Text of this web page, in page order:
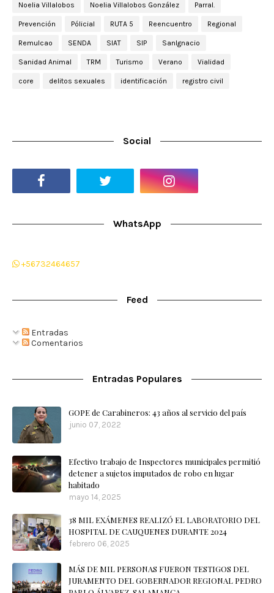
Noelia Villalobos Noelia Villalobos González Parral.
Prevención Pólicial RUTA 5 Reencuentro Regional
Remulcao SENDA SIAT SIP SanIgnacio
Sanidad Animal TRM Turismo Verano Vialidad
core delitos sexuales identificación registro civil
Social
WhatsApp
+56732464657
Feed
Entradas
Comentarios
Entradas Populares
GOPE de Carabineros: 43 años al servicio del país
junio 07, 2022
Efectivo trabajo de Inspectores municipales permitió
detener a sujetos imputados de robo en lugar
habitado
mayo 14, 2025
38 MIL EXÁMENES REALIZÓ EL LABORATORIO DEL
HOSPITAL DE CAUQUENES DURANTE 2024
febrero 06, 2025
MÁS DE MIL PERSONAS FUERON TESTIGOS DEL
JURAMENTO DEL GOBERNADOR REGIONAL PEDRO